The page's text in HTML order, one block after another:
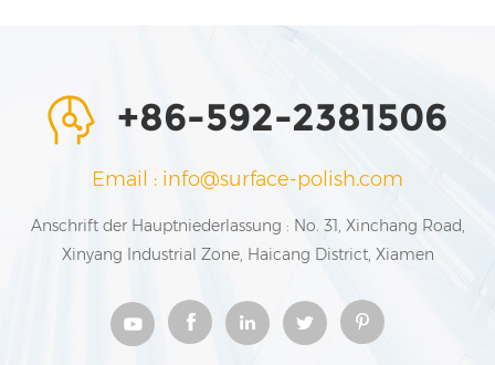
+86-592-2381506
Email : info@surface-polish.com
Anschrift der Hauptniederlassung : No. 31, Xinchang Road,
Xinyang Industrial Zone, Haicang District, Xiamen